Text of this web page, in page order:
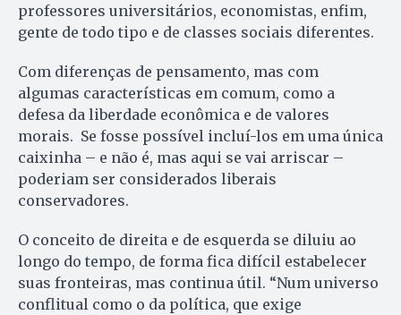
professores universitários, economistas, enfim,
gente de todo tipo e de classes sociais diferentes.
Com diferenças de pensamento, mas com
algumas características em comum, como a
defesa da liberdade econômica e de valores
morais. Se fosse possível incluí-los em uma única
caixinha – e não é, mas aqui se vai arriscar –
poderiam ser considerados liberais
conservadores.
O conceito de direita e de esquerda se diluiu ao
longo do tempo, de forma fica difícil estabelecer
suas fronteiras, mas continua útil. “Num universo
conflitual como o da política, que exige